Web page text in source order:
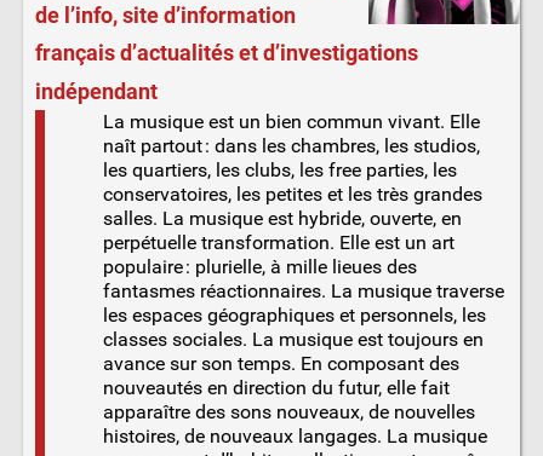
de l’info, site d’information
français d’actualités et d’investigations
indépendant
La musique est un bien commun vivant. Elle
naît partout : dans les chambres, les studios,
les quartiers, les clubs, les free parties, les
conservatoires, les petites et les très grandes
salles. La musique est hybride, ouverte, en
perpétuelle transformation. Elle est un art
populaire : plurielle, à mille lieues des
fantasmes réactionnaires. La musique traverse
les espaces géographiques et personnels, les
classes sociales. La musique est toujours en
avance sur son temps. En composant des
nouveautés en direction du futur, elle fait
apparaître des sons nouveaux, de nouvelles
histoires, de nouveaux langages. La musique